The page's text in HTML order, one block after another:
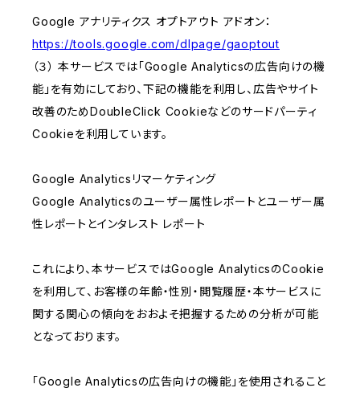
Google アナリティクス オプトアウト アドオン：
https://tools.google.com/dlpage/gaoptout
（３） 本サービスでは「Google Analyticsの広告向けの機
能」を有効にしており、下記の機能を利用し、広告やサイト
改善のためDoubleClick Cookieなどのサードパーティ
Cookieを利用しています。
Google Analyticsリマーケティング
Google Analyticsのユーザー属性レポートとユーザー属
性レポートとインタレスト レポート
これにより、本サービスではGoogle AnalyticsのCookie
を利用して、お客様の年齢・性別・閲覧履歴・本サービスに
関する関心の傾向をおおよそ把握するための分析が可能
となっております。
「Google Analyticsの広告向けの機能」を使用されること